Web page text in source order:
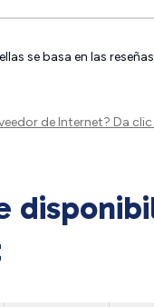
se basa en las
de Internet? Da